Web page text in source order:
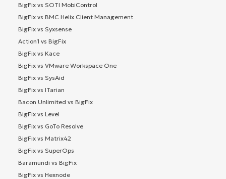
BigFix vs SOTI MobiControl
BigFix vs BMC Helix Client Management
BigFix vs Syxsense
Action1 vs BigFix
BigFix vs Kace
BigFix vs VMware Workspace One
BigFix vs SysAid
BigFix vs ITarian
Bacon Unlimited vs BigFix
BigFix vs Level
BigFix vs GoTo Resolve
BigFix vs Matrix42
BigFix vs SuperOps
Baramundi vs BigFix
BigFix vs Hexnode